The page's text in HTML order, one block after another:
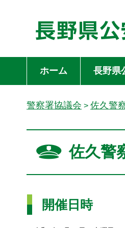
長野県公安委員会
ホーム 長野県
警察署協議会 > 佐久警
佐久警
開催日時